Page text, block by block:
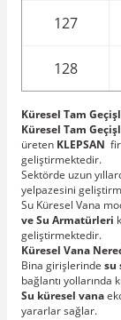
127
128
Küresel Tam
Küresel Tam
üreten KLEPSAN
geliştirmektedir.
Sektörde uzun
yelpazesini
Su Küresel Vana
ve Su Armatürleri
geliştirmektedir.
Küresel Vana
Bina girişlerinde su
bağlantı yollarında
Su küresel vana
yararlar sağlar.